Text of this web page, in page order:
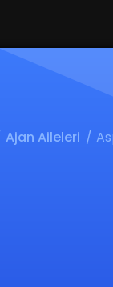
Ajan Aileleri